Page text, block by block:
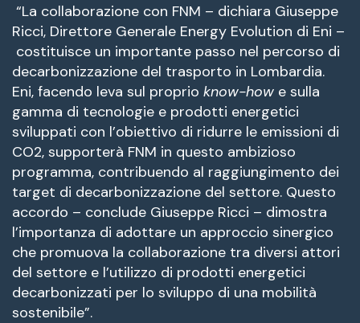
“La collaborazione con FNM – dichiara Giuseppe
Ricci, Direttore Generale Energy Evolution di Eni –
costituisce un importante passo nel percorso di
decarbonizzazione del trasporto in Lombardia.
Eni, facendo leva sul proprio know-how e sulla
gamma di tecnologie e prodotti energetici
sviluppati con l’obiettivo di ridurre le emissioni di
CO2, supporterà FNM in questo ambizioso
programma, contribuendo al raggiungimento dei
target di decarbonizzazione del settore. Questo
accordo – conclude Giuseppe Ricci – dimostra
l’importanza di adottare un approccio sinergico
che promuova la collaborazione tra diversi attori
del settore e l’utilizzo di prodotti energetici
decarbonizzati per lo sviluppo di una mobilità
sostenibile”.